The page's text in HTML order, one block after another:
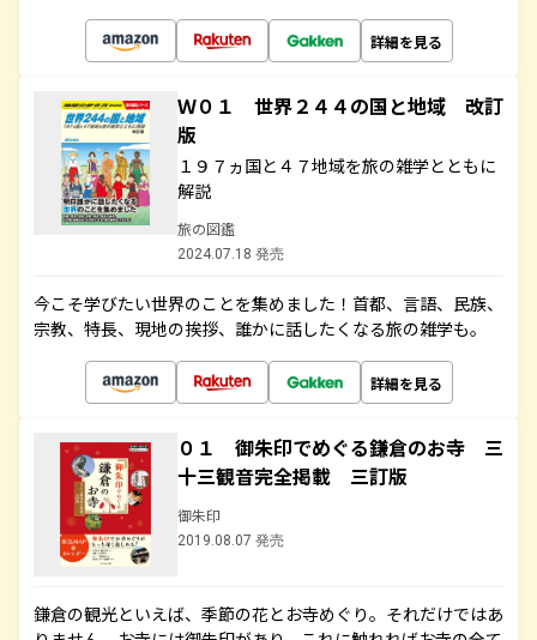
詳細を見る
Ｗ０１ 世界２４４の国と地域 改訂
版
１９７ヵ国と４７地域を旅の雑学とともに
解説
旅の図鑑
2024.07.18 発売
今こそ学びたい世界のことを集めました！首都、言語、民族、
宗教、特長、現地の挨拶、誰かに話したくなる旅の雑学も。
詳細を見る
０１ 御朱印でめぐる鎌倉のお寺 三
十三観音完全掲載 三訂版
御朱印
2019.08.07 発売
鎌倉の観光といえば、季節の花とお寺めぐり。それだけではあ